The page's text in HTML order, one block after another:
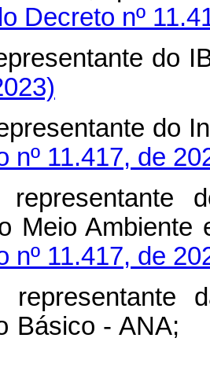
Decreto nº
nº 11.417, de
Meio
nº 11.417, de
Básico -